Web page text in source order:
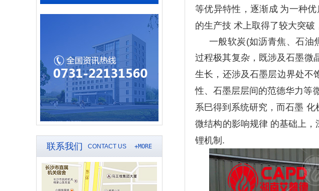
联系我们 CONTACT US +MORE
等优异特性，逐渐成 为一种
的生产技 术上取得了较大突
一般软炭(如沥青焦、石油
过程极其复杂，既涉及石墨微
生长，还涉及石墨层边界处不
性、石墨层层间的范德华力等
系巳得到系统研究，而石墨 化
微结构的影响规律 的基础上，
锂机制 .